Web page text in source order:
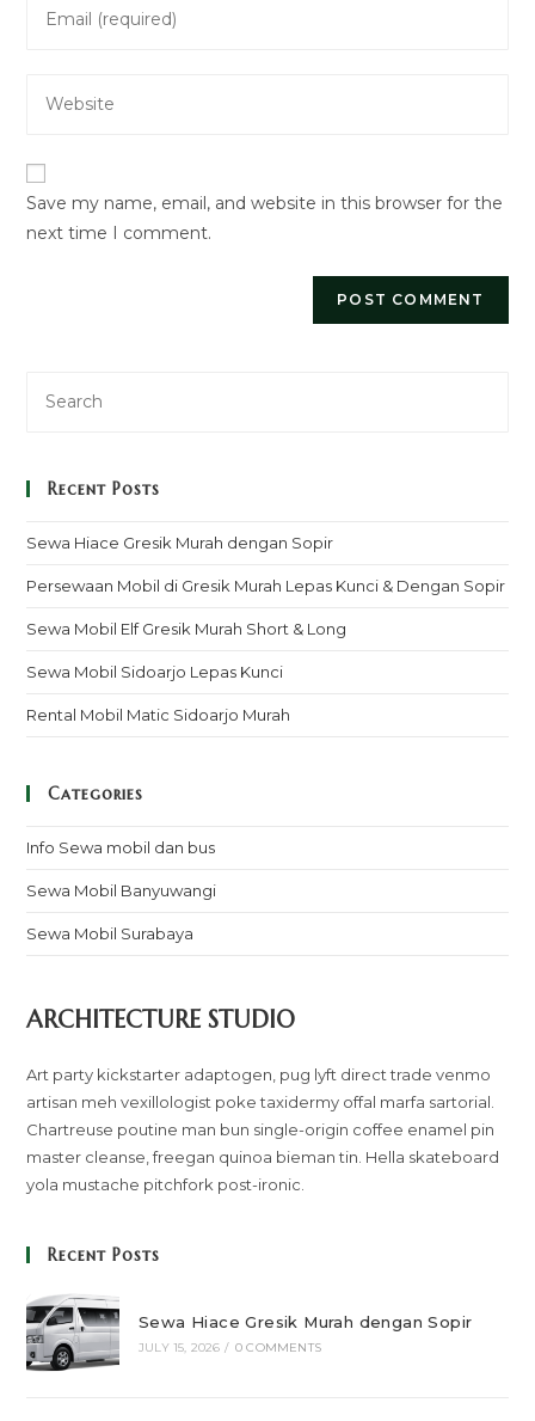
comment
your
address
your
URL
(optional)
Save my name, email, and website in this browser for the
next time I comment.
Recent Posts
Sewa Hiace Gresik Murah dengan Sopir
Persewaan Mobil di Gresik Murah Lepas Kunci & Dengan Sopir
Sewa Mobil Elf Gresik Murah Short & Long
Sewa Mobil Sidoarjo Lepas Kunci
Rental Mobil Matic Sidoarjo Murah
Categories
Info Sewa mobil dan bus
Sewa Mobil Banyuwangi
Sewa Mobil Surabaya
ARCHITECTURE STUDIO
Art party kickstarter adaptogen, pug lyft direct trade venmo
artisan meh vexillologist poke taxidermy offal marfa sartorial.
Chartreuse poutine man bun single-origin coffee enamel pin
master cleanse, freegan quinoa bieman tin. Hella skateboard
yola mustache pitchfork post-ironic.
Recent Posts
Sewa Hiace Gresik Murah dengan Sopir
JULY 15, 2026 / 0 COMMENTS